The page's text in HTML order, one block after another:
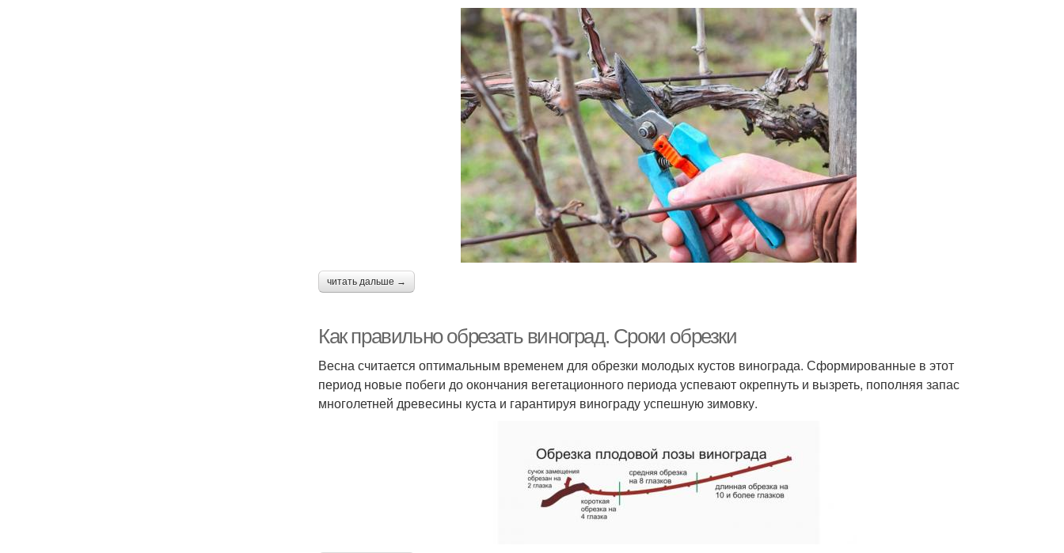
читать дальше →
Как правильно обрезать виноград. Сроки обрезки
Весна считается оптимальным временем для обрезки молодых кустов винограда. Сформированные в этот
период новые побеги до окончания вегетационного периода успевают окрепнуть и вызреть, пополняя запас
многолетней древесины куста и гарантируя винограду успешную зимовку.